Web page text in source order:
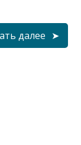
далее